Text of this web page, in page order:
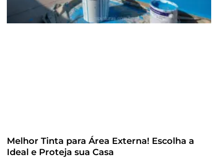
Melhor Tinta para Área Externa! Escolha a
Ideal e Proteja sua Casa